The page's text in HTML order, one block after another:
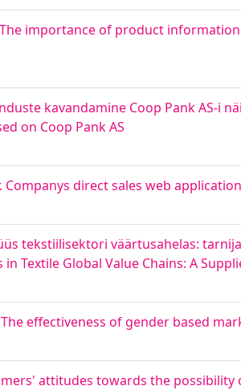
importance of product
kavandamine Coop Pank AS-i
on Coop Pank AS
direct sales web
tekstiilisektori väärtusahelas:
Textile Global Value Chains: A
effectiveness of gender based
attitudes towards the